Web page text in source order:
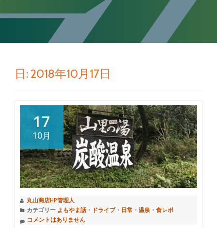
替
え
日: 2018年10月17日
17
10月
丸山商店HP管理人
カテゴリー よもやま話・ ドライブ・ 日常 ・ 温泉 ・ 食レポ
コメントはありません